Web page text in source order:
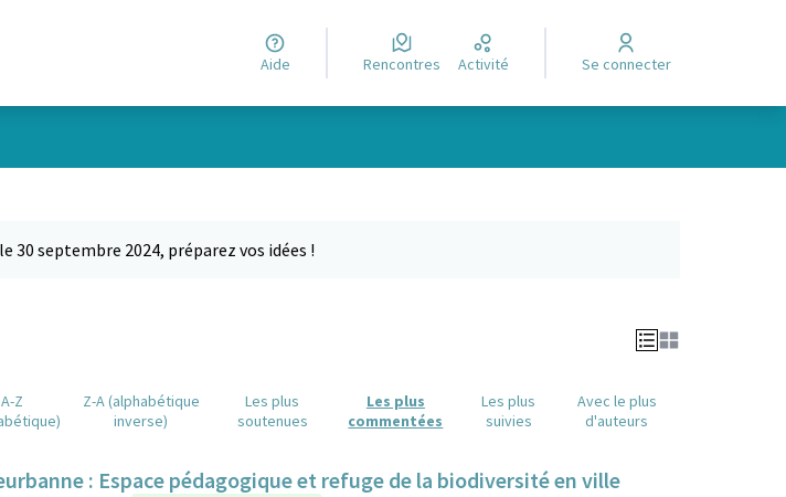
Aide Rencontres Activité Se connecter
30 septembre 2024, préparez vos idées !
A-Z
Z-A (alphabétique
inverse)
Les plus
soutenues
Les plus
commentées
Les plus
suivies
Avec le plus
d'auteurs
: Espace pédagogique et refuge de la biodiversité en ville